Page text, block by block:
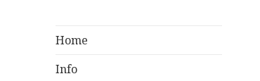
Home
Info